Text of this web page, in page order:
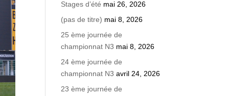
Stages d’été mai 26, 2026
(pas de titre) mai 8, 2026
25 ème journée de
championnat N3 mai 8, 2026
24 ème journée de
championnat N3 avril 24, 2026
23 ème journée de